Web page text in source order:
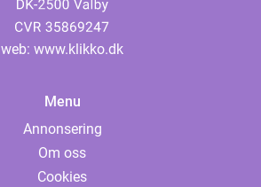
web: www.klikko.dk
Menu
Annonsering
Om oss
Cookies